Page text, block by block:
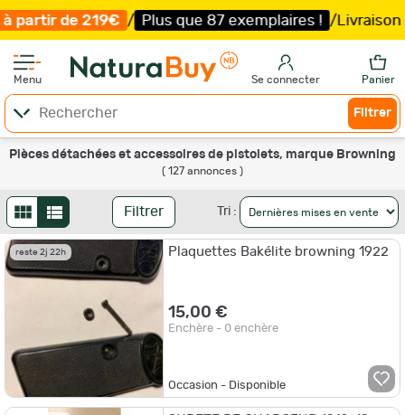
que 87 exemplaires ! /Livraison offerte et
Menu Se connecter Panier
Filtrer
Pièces détachées et accessoires de pistolets, marque Browning
( 127 annonces )
Filtrer Tri :
reste 2j 22h Plaquettes Bakélite browning 1922
15,00 €
Enchère - 0 enchère
Occasion - Disponible